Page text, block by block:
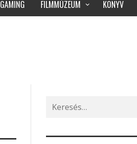
GAMING FILMMÚZEUM KÖNYV
Search
for: